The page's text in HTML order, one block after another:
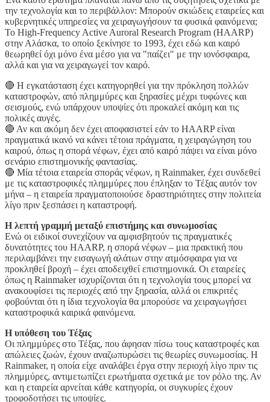
την τεχνολογία και το περιβάλλον: Μπορούν σκιώδεις εταιρείες και
κυβερνητικές υπηρεσίες να χειραγωγήσουν τα φυσικά φαινόμενα;
Το High-Frequency Active Auroral Research Program (HAARP)
στην Αλάσκα, το οποίο ξεκίνησε το 1993, έχει εδώ και καιρό
θεωρηθεί όχι μόνο ένα μέσο για να "παίζει" με την ιονόσφαιρα,
αλλά και για να χειραγωγεί τον καιρό.
🔴 Η εγκατάσταση έχει κατηγορηθεί για την πρόκληση πολλών
καταστροφών, από πλημμύρες και ξηρασίες μέχρι τυφώνες και
σεισμούς, ενώ υπάρχουν υποψίες ότι προκαλεί ακόμη και τις
πολικές αυγές.
🔴 Αν και ακόμη δεν έχει αποφασιστεί εάν το HAARP είναι
πραγματικά ικανό να κάνει τέτοια πράγματα, η χειραγώγηση του
καιρού, όπως η σπορά νέφων, έχει από καιρό πάψει να είναι μόνο
σενάριο επιστημονικής φαντασίας.
🔴 Μία τέτοια εταιρεία σποράς νέφων, η Rainmaker, έχει συνδεθεί
με τις καταστροφικές πλημμύρες που έπληξαν το Τέξας αυτόν τον
μήνα – η εταιρεία πραγματοποιούσε δραστηριότητες στην πολιτεία
λίγο πριν ξεσπάσει η καταστροφή.
Η λεπτή γραμμή μεταξύ επιστήμης και συνωμοσίας
Ενώ οι ειδικοί συνεχίζουν να αμφισβητούν τις πραγματικές
δυνατότητες του HAARP, η σπορά νέφων – μια πρακτική που
περιλαμβάνει την εισαγωγή αλάτων στην ατμόσφαιρα για να
προκληθεί βροχή – έχει αποδειχθεί επιστημονικά. Οι εταιρείες
όπως η Rainmaker ισχυρίζονται ότι η τεχνολογία τους μπορεί να
ανακουφίσει τις περιοχές από την ξηρασία, αλλά οι επικριτές
φοβούνται ότι η ίδια τεχνολογία θα μπορούσε να χειραγωγήσει
καταστροφικά καιρικά φαινόμενα.
Η υπόθεση του Τέξας
Οι πλημμύρες στο Τέξας, που άφησαν πίσω τους καταστροφές και
απώλειες ζωών, έχουν αναζωπυρώσει τις θεωρίες συνωμοσίας. Η
Rainmaker, η οποία είχε αναλάβει έργα στην περιοχή λίγο πριν τις
πλημμύρες, αντιμετωπίζει ερωτήματα σχετικά με τον ρόλο της. Αν
και η εταιρεία αρνείται κάθε κατηγορία, οι συγκυρίες έχουν
τροφοδοτήσει τις υποψίες.